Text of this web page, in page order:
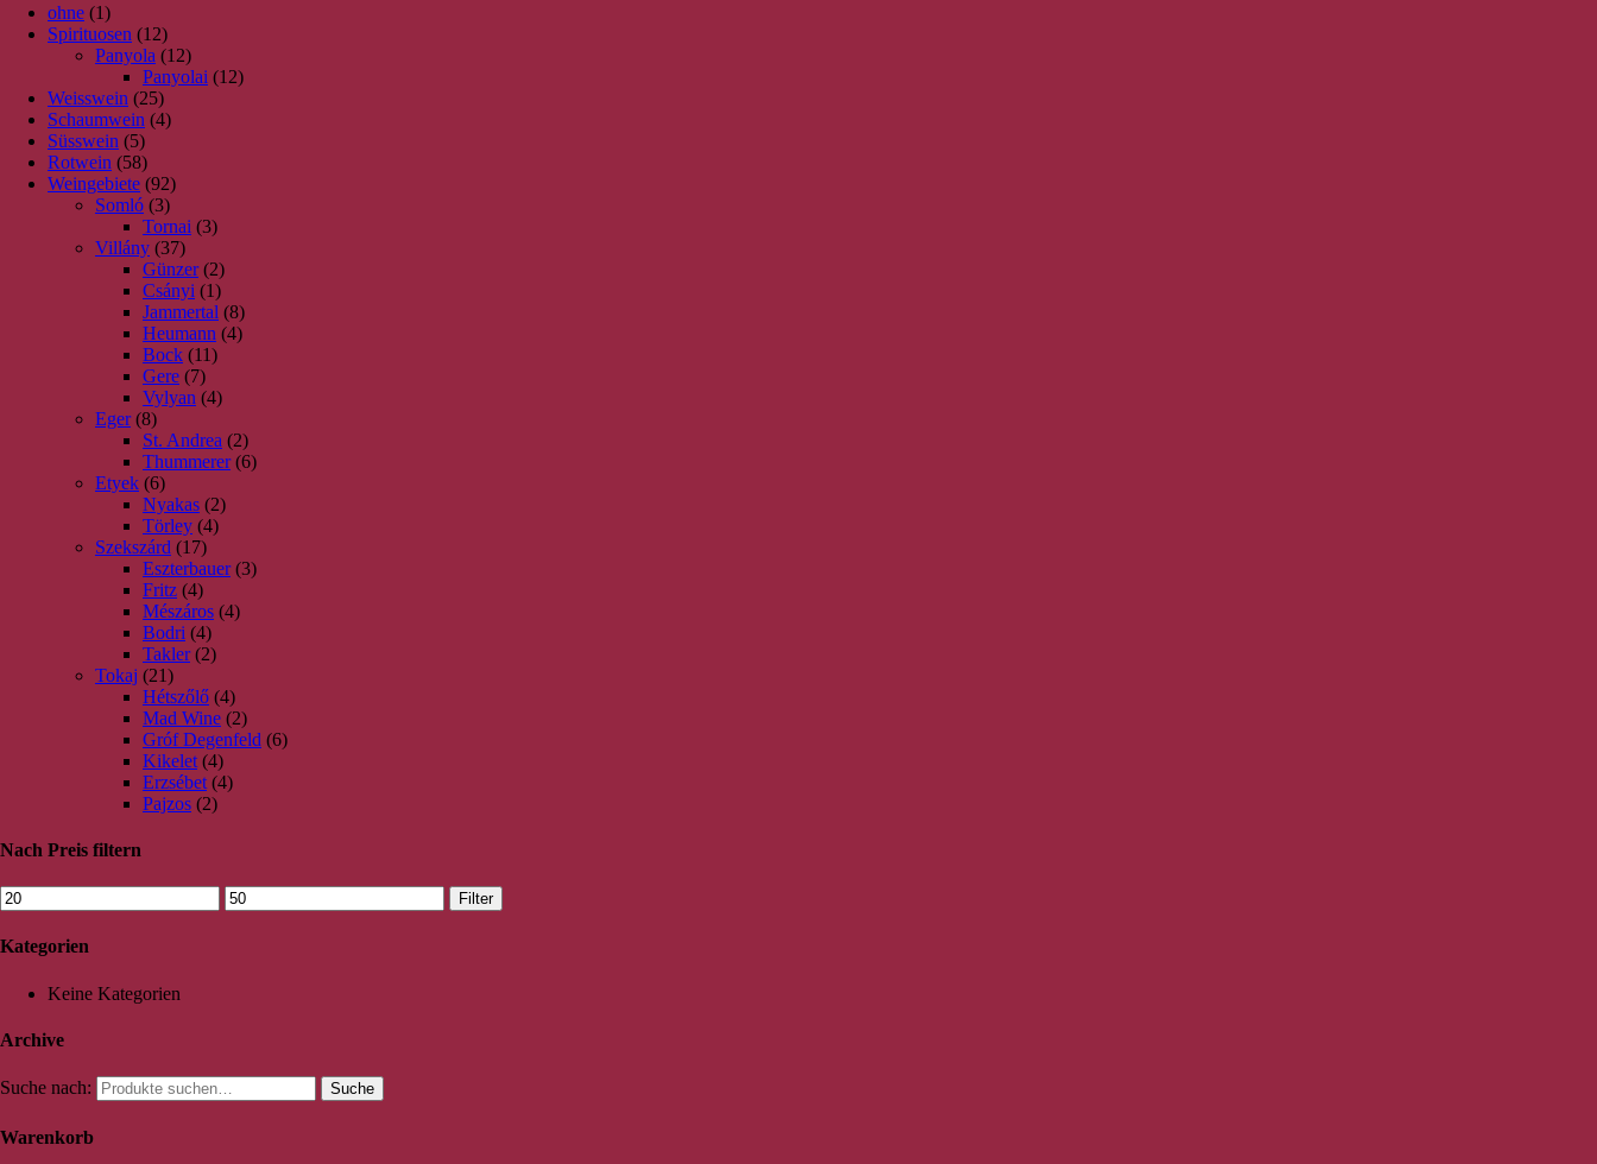
ohne (1)
Spirituosen (12)
Panyola (12)
Panyolai (12)
Weisswein (25)
Schaumwein (4)
Süsswein (5)
Rotwein (58)
Weingebiete (92)
Somló (3)
Tornai (3)
Villány (37)
Günzer (2)
Csányi (1)
Jammertal (8)
Heumann (4)
Bock (11)
Gere (7)
Vylyan (4)
Eger (8)
St. Andrea (2)
Thummerer (6)
Etyek (6)
Nyakas (2)
Törley (4)
Szekszárd (17)
Eszterbauer (3)
Fritz (4)
Mészáros (4)
Bodri (4)
Takler (2)
Tokaj (21)
Hétszőlő (4)
Mad Wine (2)
Gróf Degenfeld (6)
Kikelet (4)
Erzsébet (4)
Pajzos (2)
Nach Preis filtern
Filter
Kategorien
Keine Kategorien
Archive
Suche nach: Suche
Warenkorb